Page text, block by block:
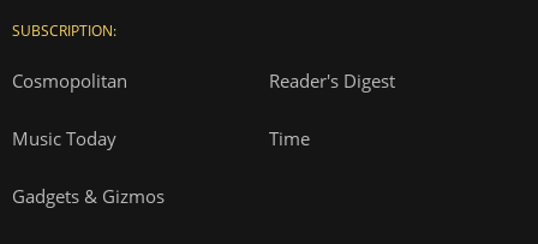
SUBSCRIPTION:
Cosmopolitan Reader's Digest
Music Today Time
Gadgets & Gizmos